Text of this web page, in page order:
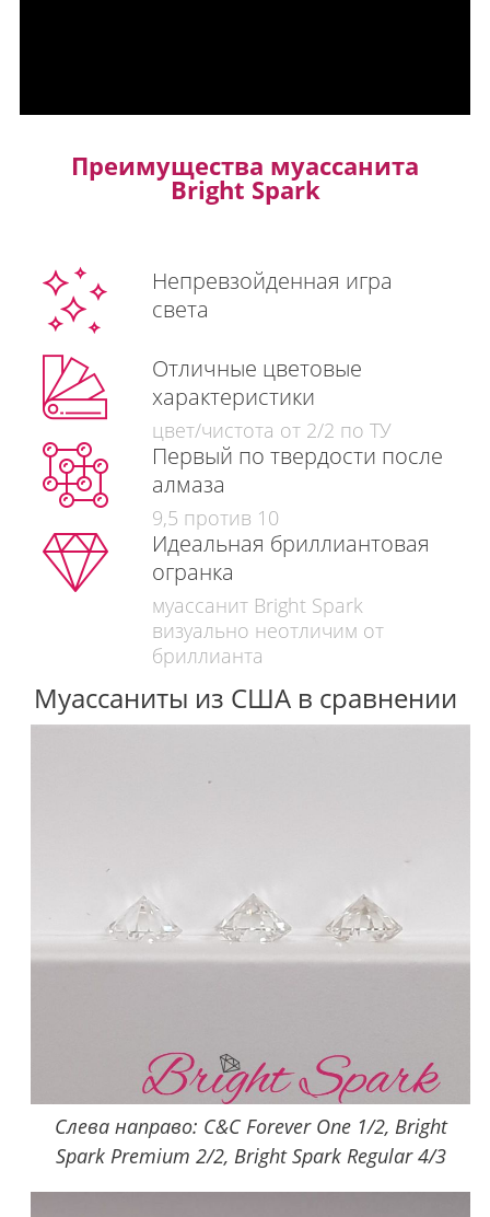
Преимущества муассанита
Bright Spark
Непревзойденная игра
света
Отличные цветовые
характеристики
цвет/чистота от 2/2 по ТУ
Первый по твердости после
алмаза
9,5 против 10
Идеальная бриллиантовая
огранка
муассанит Bright Spark
визуально неотличим от
бриллианта
Муассаниты из США в сравнении
Слева направо: C&C Forever One 1/2, Bright
Spark Premium 2/2, Bright Spark Regular 4/3